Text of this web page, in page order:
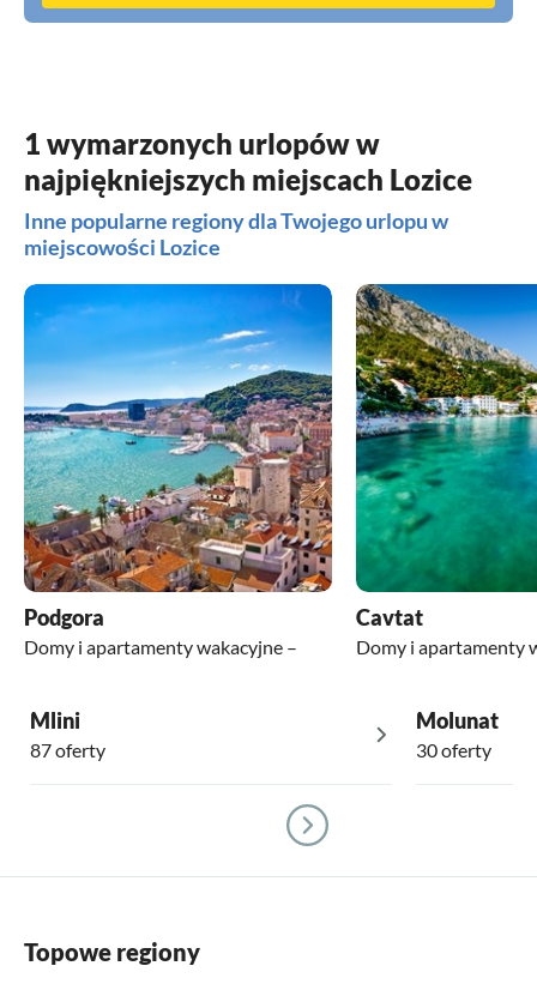
1 wymarzonych urlopów w
najpiękniejszych miejscach Lozice
Inne popularne regiony dla Twojego urlopu w
miejscowości Lozice
Podgora
Domy i apartamenty wakacyjne –
Cavtat
Domy i apartamenty
Mlini
87 oferty
Molunat
30 oferty
Topowe regiony